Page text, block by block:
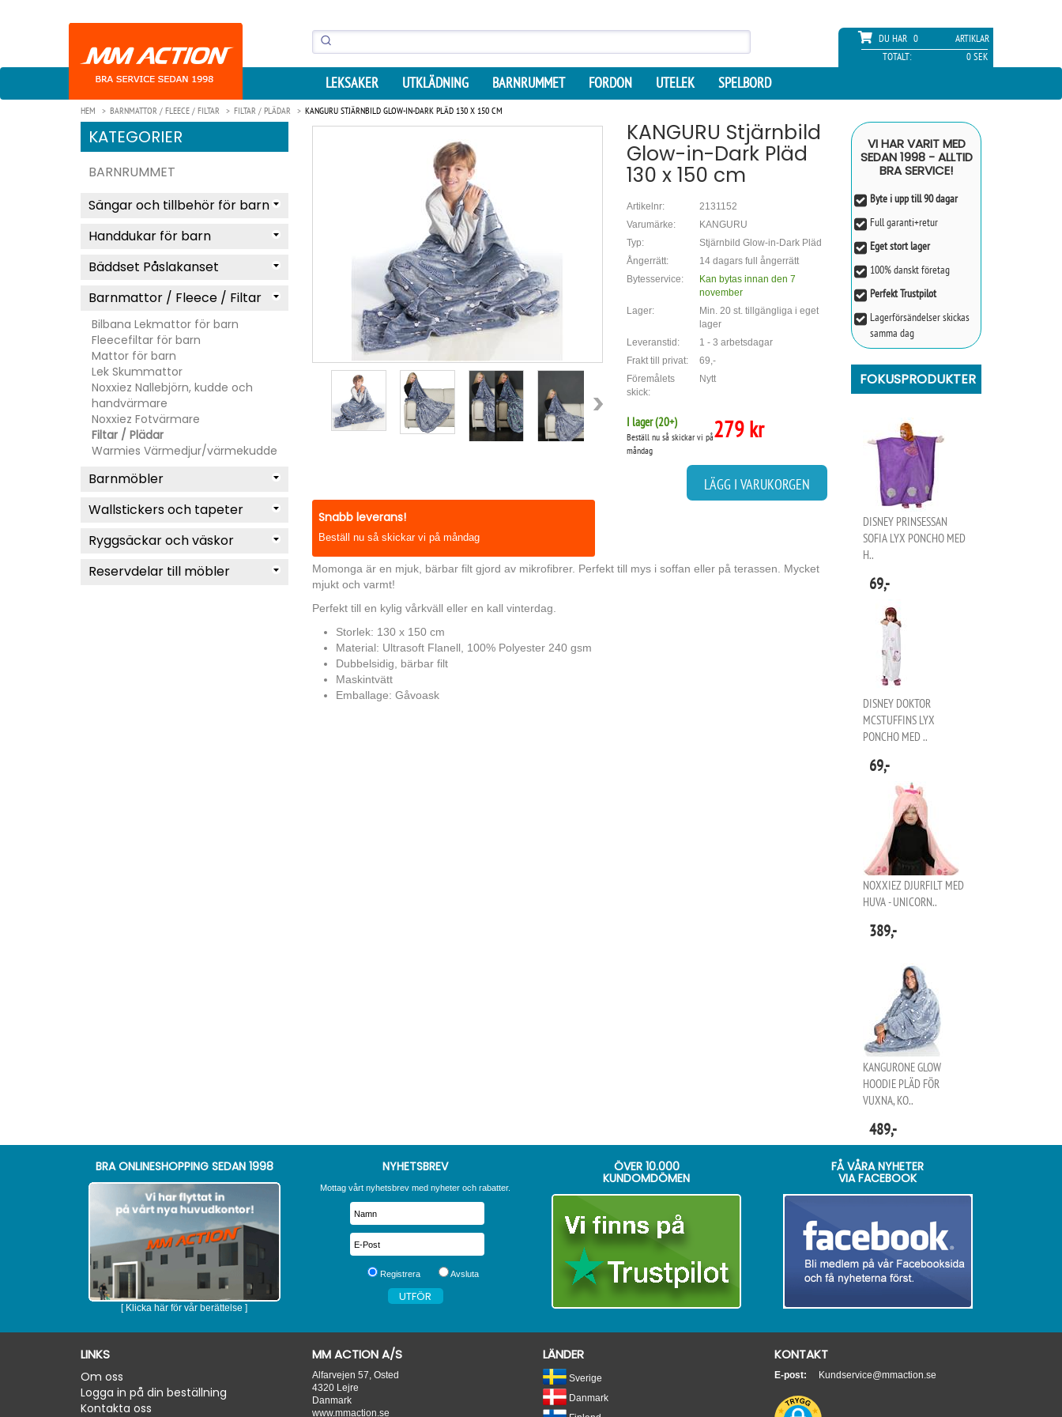
DU HAR 0
ARTIKLAR
TOTALT:
0 SEK
LEKSAKER UTKLÄDNING BARNRUMMET FORDON UTELEK SPELBORD
HEM BARNMATTOR / FLEECE / FILTAR FILTAR / PLÄDAR KANGURU STJÄRNBILD GLOW-IN-DARK PLÄD 130 X 150 CM
KATEGORIER
BARNRUMMET
Sängar och tillbehör för barn
Handdukar för barn
Bäddset Påslakanset
Barnmattor / Fleece / Filtar
Bilbana Lekmattor för barn
Fleecefiltar för barn
Mattor för barn
Lek Skummattor
Noxxiez Nallebjörn, kudde och
handvärmare
Noxxiez Fotvärmare
Filtar / Plädar
Warmies Värmedjur/värmekudde
Barnmöbler
Wallstickers och tapeter
Ryggsäckar och väskor
Reservdelar till möbler
Snabb leverans!
Beställ nu så skickar vi på måndag
KANGURU Stjärnbild
Glow-in-Dark Pläd
130 x 150 cm
Artikelnr:
2131152
Varumärke:
KANGURU
Typ:
Stjärnbild Glow-in-Dark Pläd
Ångerrätt:
14 dagars full ångerrätt
Bytesservice:
Kan bytas innan den 7
november
Lager:
Min. 20 st. tillgängliga i eget
lager
Leveranstid:
1 - 3 arbetsdagar
Frakt till privat:
69,-
Föremålets
skick:
Nytt
I lager (20+)
Beställ nu så skickar vi på
måndag
279 kr
LÄGG I VARUKORGEN
Momonga är en mjuk, bärbar filt gjord av mikrofibrer. Perfekt till mys i soffan eller på terassen. Mycket
mjukt och varmt!
Perfekt till en kylig vårkväll eller en kall vinterdag.
Storlek: 130 x 150 cm
Material: Ultrasoft Flanell, 100% Polyester 240 gsm
Dubbelsidig, bärbar filt
Maskintvätt
Emballage: Gåvoask
VI HAR VARIT MED
SEDAN 1998 - ALLTID
BRA SERVICE!
Byte i upp till 90 dagar
Full garanti+retur
Eget stort lager
100% danskt företag
Perfekt Trustpilot
Lagerförsändelser skickas
samma dag
FOKUSPRODUKTER
DISNEY PRINSESSAN
SOFIA LYX PONCHO MED
H..
69,-
DISNEY DOKTOR
MCSTUFFINS LYX
PONCHO MED ..
69,-
NOXXIEZ DJURFILT MED
HUVA - UNICORN..
389,-
KANGURONE GLOW
HOODIE PLÄD FÖR
VUXNA, KO..
489,-
BRA ONLINESHOPPING SEDAN 1998
[ Klicka här för vår berättelse ]
NYHETSBREV
Mottag vårt nyhetsbrev med nyheter och rabatter.
Registrera Avsluta
ÖVER 10.000
KUNDOMDÖMEN
FÅ VÅRA NYHETER
VIA FACEBOOK
LINKS
Om oss
Logga in på din beställning
Kontakta oss
MM ACTION A/S
Alfarvejen 57, Osted
4320 Lejre
Danmark
www.mmaction.se
LÄNDER
Sverige
Danmark
KONTAKT
E-post: Kundservice@mmaction.se